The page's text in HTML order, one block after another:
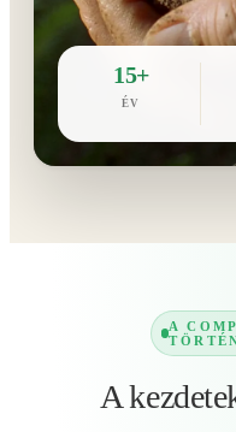
15+
ÉV
A
A